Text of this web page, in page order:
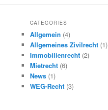
CATEGORIES
Allgemein (4)
Allgemeines Zivilrecht(1)
Immobilienrecht(2)
Mietrecht(6)
News(1)
WEG-Recht(3)